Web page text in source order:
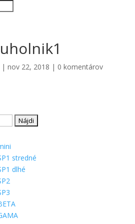
| nov 22, 2018 | 0 komentárov
stredné
dlhé